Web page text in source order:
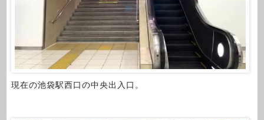
現在の池袋駅西口の中央出入口。